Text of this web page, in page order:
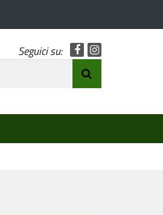
Seguici su: Facebook